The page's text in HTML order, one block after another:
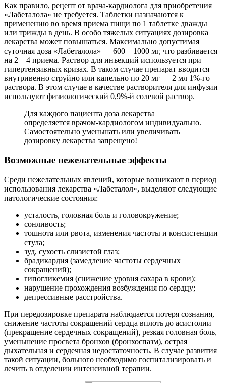
Как правило, рецепт от врача-кардиолога для приобретения
«Лабеталола» не требуется. Таблетки назначаются к
применению во время приема пищи по 1 таблетке дважды
или трижды в день. В особо тяжелых ситуациях дозировка
лекарства может повышаться. Максимально допустимая
суточная доза «Лабеталола» — 600―1000 мг, что разбивается
на 2―4 приема. Раствор для инъекций используется при
гипертензивных кризах. В таком случае препарат вводится
внутривенно струйно или капельно по 20 мг — 2 мл 1%-го
раствора. В этом случае в качестве растворителя для инфузии
используют физиологический 0,9%-й солевой раствор.
Для каждого пациента доза лекарства
определяется врачом-кардиологом индивидуально.
Самостоятельно уменьшать или увеличивать
дозировку лекарства запрещено!
Возможные нежелательные эффекты
Среди нежелательных явлений, которые возникают в период
использования лекарства «Лабеталол», выделяют следующие
патологические состояния:
усталость, головная боль и головокружение;
сонливость;
тошнота или рвота, изменения частоты и консистенции
стула;
зуд, сухость слизистой глаз;
брадикардия (замедление частоты сердечных
сокращений);
гипогликемия (снижение уровня сахара в крови);
нарушение прохождения возбуждения по сердцу;
депрессивные расстройства.
При передозировке препарата наблюдается потеря сознания,
снижение частоты сокращений сердца вплоть до асистолии
(прекращение сердечных сокращений), резкая головная боль,
уменьшение просвета бронхов (бронхоспазм), острая
дыхательная и сердечная недостаточность. В случае развития
такой ситуации, больного необходимо госпитализировать и
лечить в отделении интенсивной терапии.